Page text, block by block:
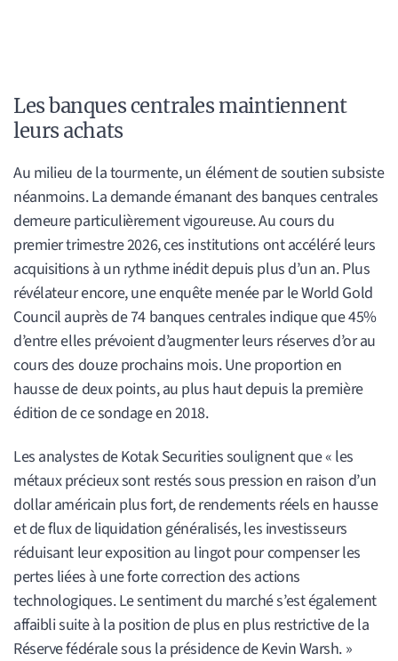
Les banques centrales maintiennent
leurs achats
Au milieu de la tourmente, un élément de soutien subsiste
néanmoins. La demande émanant des banques centrales
demeure particulièrement vigoureuse. Au cours du
premier trimestre 2026, ces institutions ont accéléré leurs
acquisitions à un rythme inédit depuis plus d’un an. Plus
révélateur encore, une enquête menée par le World Gold
Council auprès de 74 banques centrales indique que 45%
d’entre elles prévoient d’augmenter leurs réserves d’or au
cours des douze prochains mois. Une proportion en
hausse de deux points, au plus haut depuis la première
édition de ce sondage en 2018.
Les analystes de Kotak Securities soulignent que « les
métaux précieux sont restés sous pression en raison d’un
dollar américain plus fort, de rendements réels en hausse
et de flux de liquidation généralisés, les investisseurs
réduisant leur exposition au lingot pour compenser les
pertes liées à une forte correction des actions
technologiques. Le sentiment du marché s’est également
affaibli suite à la position de plus en plus restrictive de la
Réserve fédérale sous la présidence de Kevin Warsh. »